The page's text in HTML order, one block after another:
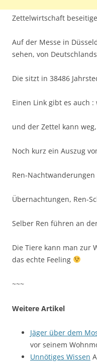
Zettelwirtschaft
Auf der Messe in
sehen, von
Die sitzt in 38486
Einen Link gibt es auch
und der Zettel kann
Noch kurz ein Auszug
Ren-
Übernachtungen, Ren-
Selber Ren führen an
Die Tiere kann man zur
das echte Feeling
~~~
Weitere Artikel
Jäger über dem
vor seinem
Unnötiges Wissen